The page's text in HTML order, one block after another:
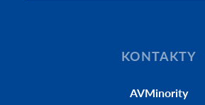
KONTAKTY
AVMinority